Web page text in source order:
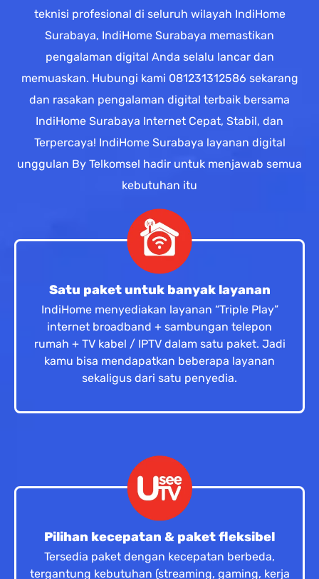
teknisi profesional di seluruh wilayah IndiHome
Surabaya, IndiHome Surabaya memastikan
pengalaman digital Anda selalu lancar dan
memuaskan. Hubungi kami 081231312586 sekarang
dan rasakan pengalaman digital terbaik bersama
IndiHome Surabaya Internet Cepat, Stabil, dan
Terpercaya! IndiHome Surabaya layanan digital
unggulan By Telkomsel hadir untuk menjawab semua
kebutuhan itu
Satu paket untuk banyak layanan
IndiHome menyediakan layanan “Triple Play”
internet broadband + sambungan telepon
rumah + TV kabel / IPTV dalam satu paket. Jadi
kamu bisa mendapatkan beberapa layanan
sekaligus dari satu penyedia.
Pilihan kecepatan & paket fleksibel
Tersedia paket dengan kecepatan berbeda,
tergantung kebutuhan (streaming, gaming, kerja